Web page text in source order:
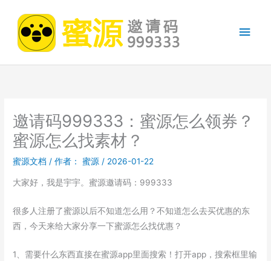
主
邀请码999333：蜜源怎么领券？
蜜源怎么找素材？
蜜源文档 / 作者： 蜜源 / 2026-01-22
大家好，我是宇宇。蜜源邀请码：999333
很多人注册了蜜源以后不知道怎么用？不知道怎么去买优惠的东
西，今天来给大家分享一下蜜源怎么找优惠？
1、需要什么东西直接在蜜源app里面搜索！打开app，搜索框里输